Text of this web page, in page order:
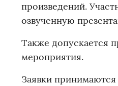
произведений.
озвученную
Также допускается
мероприятия.
Заявки